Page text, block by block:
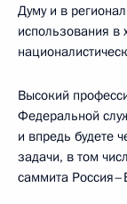
Думу и в
использования в
Высокий
Федеральной
и впредь будете
задачи, в том
саммита